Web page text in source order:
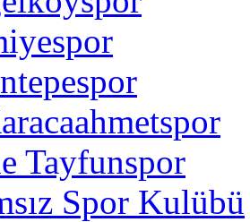
Tayfunspor
Spor Kulübü